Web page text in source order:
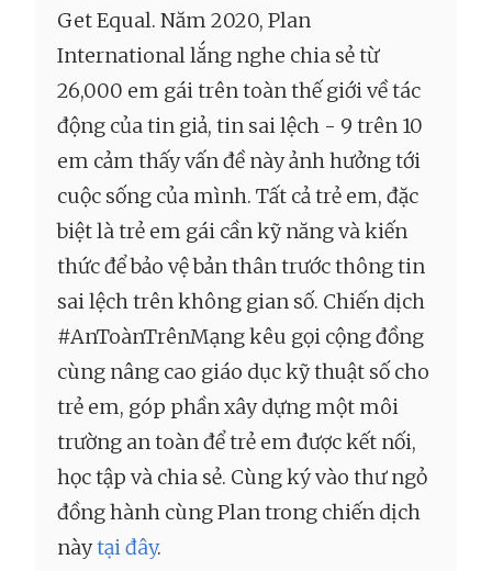
Get Equal. Năm 2020, Plan
International lắng nghe chia sẻ từ
26,000 em gái trên toàn thế giới về tác
động của tin giả, tin sai lệch - 9 trên 10
em cảm thấy vấn đề này ảnh hưởng tới
cuộc sống của mình. Tất cả trẻ em, đặc
biệt là trẻ em gái cần kỹ năng và kiến
thức để bảo vệ bản thân trước thông tin
sai lệch trên không gian số. Chiến dịch
#AnToànTrênMạng kêu gọi cộng đồng
cùng nâng cao giáo dục kỹ thuật số cho
trẻ em, góp phần xây dựng một môi
trường an toàn để trẻ em được kết nối,
học tập và chia sẻ. Cùng ký vào thư ngỏ
đồng hành cùng Plan trong chiến dịch
nàytại đây.